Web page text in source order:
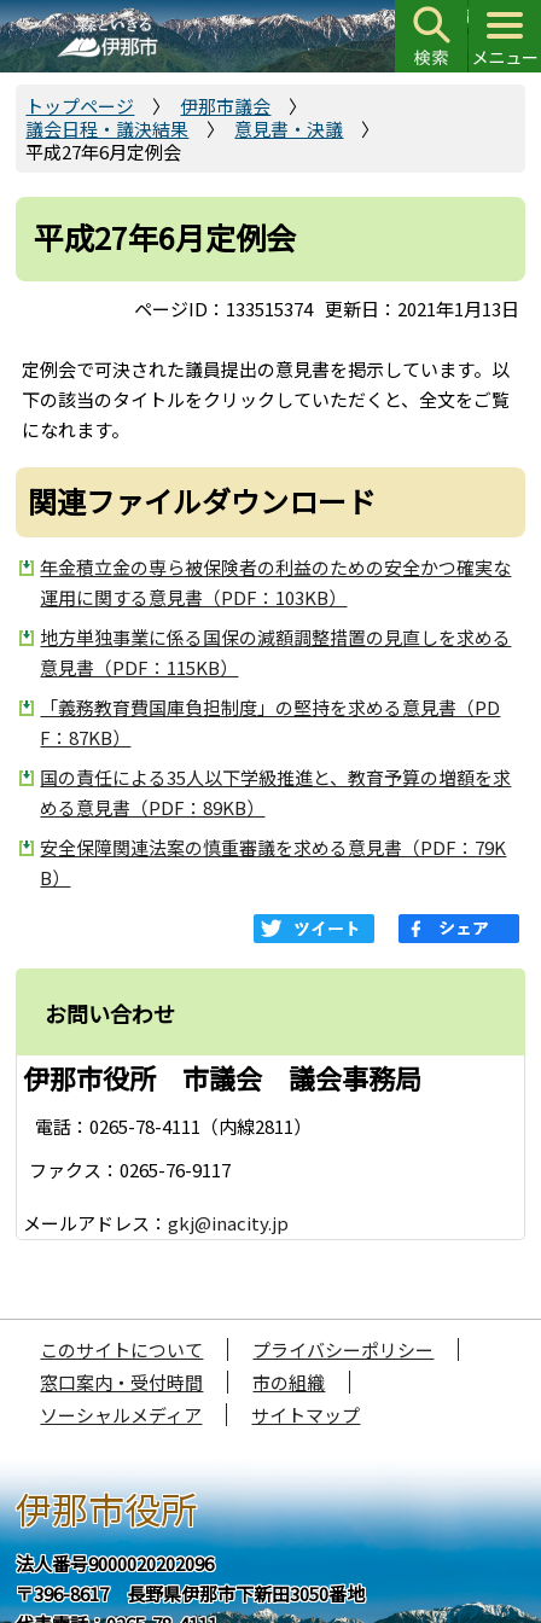
こ
の
ペ
先
トップページ
伊那市議会
議会日程・議決結果
意見書・決議
平成27年6月定例会
平成27年6月定例会
ページID：133515374 更新日：2021年1月13日
定例会で可決された議員提出の意見書を掲示しています。以
下の該当のタイトルをクリックしていただくと、全文をご覧
になれます。
関連ファイルダウンロード
年金積立金の専ら被保険者の利益のための安全かつ確実な
運用に関する意見書（PDF：103KB）
地方単独事業に係る国保の減額調整措置の見直しを求める
意見書（PDF：115KB）
「義務教育費国庫負担制度」の堅持を求める意見書（PD
F：87KB）
国の責任による35人以下学級推進と、教育予算の増額を求
める意見書（PDF：89KB）
安全保障関連法案の慎重審議を求める意見書（PDF：79K
B）
お問い合わせ
伊那市役所 市議会 議会事務局
電話：0265-78-4111（内線2811）
ファクス：0265-76-9117
メールアドレス：gkj@inacity.jp
このサイトについて
プライバシーポリシー
窓口案内・受付時間
市の組織
ソーシャルメディア
サイトマップ
伊那市役所
法人番号9000020202096
〒396-8617 長野県伊那市下新田3050番地